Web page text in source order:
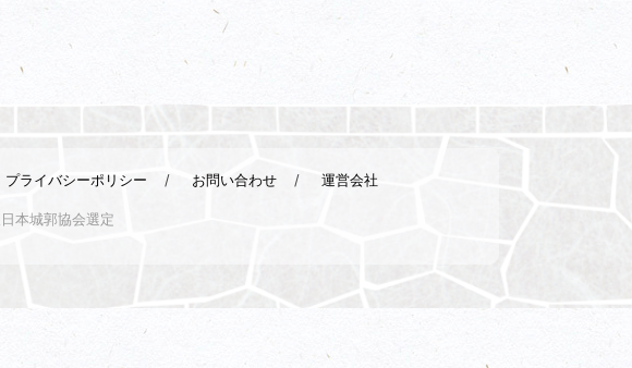
プライバシーポリシー お問い合わせ 運営会社
本城郭協会選定